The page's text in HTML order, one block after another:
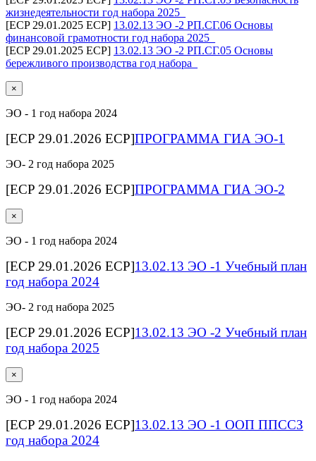
жизнедеятельности год набора 2025_
[ECP 29.01.2025 ECP] 13.02.13 ЭО -2 РП.СГ.06 Основы
финансовой грамотности год набора 2025_
[ECP 29.01.2025 ECP] 13.02.13 ЭО -2 РП.СГ.05 Основы
бережливого производства год набора_
×
ЭО - 1 год набора 2024
[ECP 29.01.2026 ECP]ПРОГРАММА ГИА ЭО-1
ЭО- 2 год набора 2025
[ECP 29.01.2026 ECP]ПРОГРАММА ГИА ЭО-2
×
ЭО - 1 год набора 2024
[ECP 29.01.2026 ECP]13.02.13 ЭО -1 Учебный план
год набора 2024
ЭО- 2 год набора 2025
[ECP 29.01.2026 ECP]13.02.13 ЭО -2 Учебный план
год набора 2025
×
ЭО - 1 год набора 2024
[ECP 29.01.2026 ECP]13.02.13 ЭО -1 ООП ППССЗ
год набора 2024